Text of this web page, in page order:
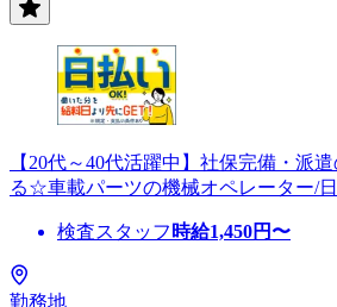
【20代～40代活躍中】社保完備・派
る☆車載パーツの機械オペレーター/
検査スタッフ 時給1,450円〜
勤務地